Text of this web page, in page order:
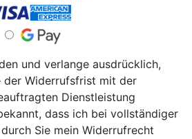
und verlange ausdrücklich,
der Widerrufsfrist mit der
Dienstleistung
dass ich bei vollständiger
Sie mein Widerrufrecht